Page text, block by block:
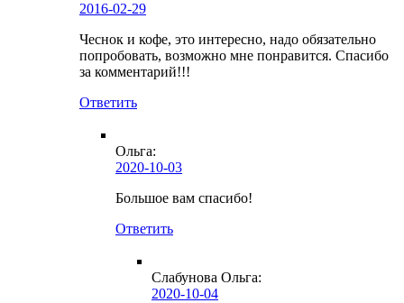
2016-02-29
Чеснок и кофе, это интересно, надо обязательно
попробовать, возможно мне понравится. Спасибо
за комментарий!!!
Ответить
Ольга:
2020-10-03
Большое вам спасибо!
Ответить
Слабунова Ольга:
2020-10-04